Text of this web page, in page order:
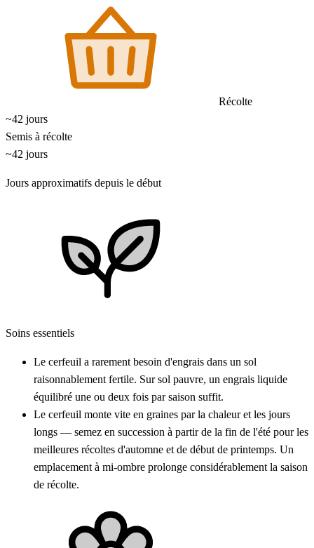
Récolte
~42 jours
Semis à récolte
~42 jours
Jours approximatifs depuis le début
Soins essentiels
Le cerfeuil a rarement besoin d'engrais dans un sol
raisonnablement fertile. Sur sol pauvre, un engrais liquide
équilibré une ou deux fois par saison suffit.
Le cerfeuil monte vite en graines par la chaleur et les jours
longs — semez en succession à partir de la fin de l'été pour les
meilleures récoltes d'automne et de début de printemps. Un
emplacement à mi-ombre prolonge considérablement la saison
de récolte.